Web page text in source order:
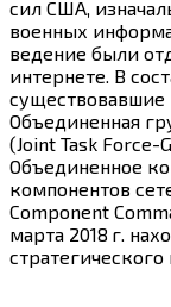
сил США,
военных
ведение были
интернете. В
существовавшие
Объединенная
(Joint Task Force-
Объединенное
компонентов
Component
марта 2018 г.